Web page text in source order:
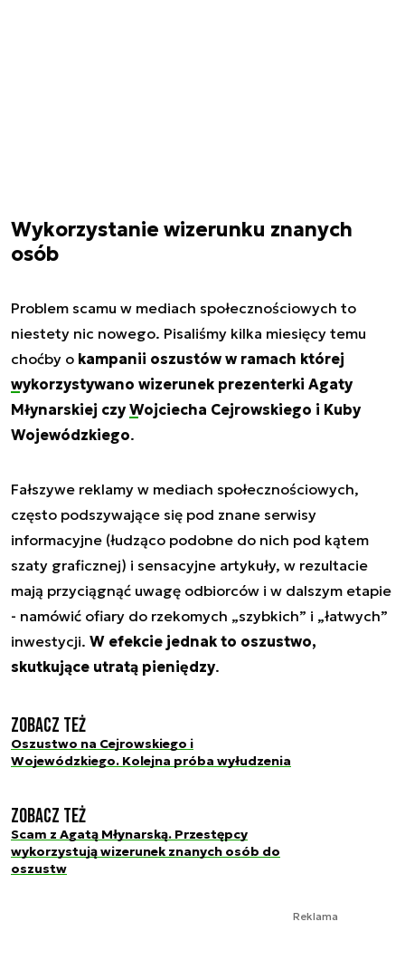
Wykorzystanie wizerunku znanych
osób
Problem scamu w mediach społecznościowych to
niestety nic nowego. Pisaliśmy kilka miesięcy temu
choćby o kampanii oszustów w ramach której
wykorzystywano wizerunek prezenterki Agaty
Młynarskiej czyWojciecha Cejrowskiego i Kuby
Wojewódzkiego.
Fałszywe reklamy w mediach społecznościowych,
często podszywające się pod znane serwisy
informacyjne (łudząco podobne do nich pod kątem
szaty graficznej) i sensacyjne artykuły, w rezultacie
mają przyciągnąć uwagę odbiorców i w dalszym etapie
- namówić ofiary do rzekomych „szybkich” i „łatwych”
inwestycji. W efekcie jednak to oszustwo,
skutkujące utratą pieniędzy.
Zobacz też
Oszustwo na Cejrowskiego i
Wojewódzkiego. Kolejna próba wyłudzenia
Zobacz też
Scam z Agatą Młynarską. Przestępcy
wykorzystują wizerunek znanych osób do
oszustw
Reklama